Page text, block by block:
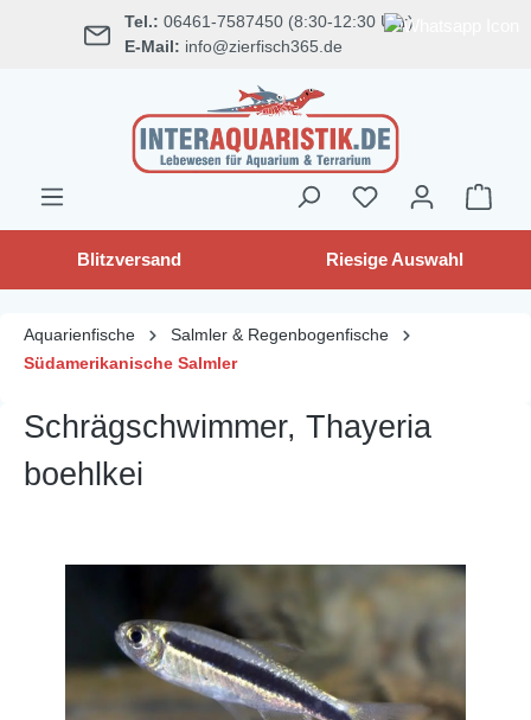
springen Tel.: 06461-7587450 (8:30-12:30 Uhr)
E-Mail: info@zierfisch365.de
Blitzversand Riesige Auswahl
Aquarienfische
Salmler & Regenbogenfische
Südamerikanische Salmler
Schrägschwimmer, Thayeria
boehlkei